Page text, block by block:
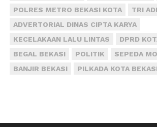
Taman Limo ‑ Setu
nya terdapat saung2 yg
POLRES METRO BEKASI KOTA
TRI
ADVERTORIAL DINAS CIPTA KARYA
KECELAKAAN LALU LINTAS
DPRD
BEGAL BEKASI
POLITIK
SEPEDA
BANJIR BEKASI
PILKADA KOTA